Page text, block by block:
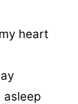
heart
asleep